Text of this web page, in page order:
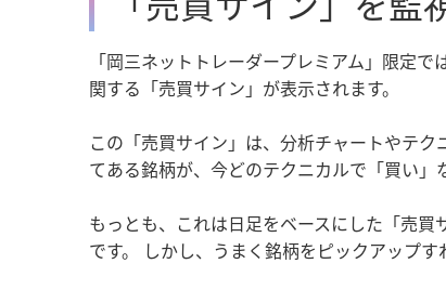
「岡三ネットトレーダープレミアム」限定
関する「売買サイン」が表示されます。
この「売買サイン」は、分析チャートやテ
てある銘柄が、今どのテクニカルで「買い」
もっとも、これは日足をベースにした「売
です。 しかし、うまく銘柄をピックアップ